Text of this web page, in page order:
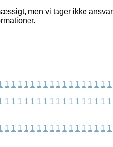
men vi tager ikke ansvar
1 1 1 1 1 1 1 1 1 1 1 1 1 1 1 1 1
1 1 1 1 1 1 1 1 1 1 1 1 1 1 1 1 1
1 1 1 1 1 1 1 1 1 1 1 1 1 1 1 1 1